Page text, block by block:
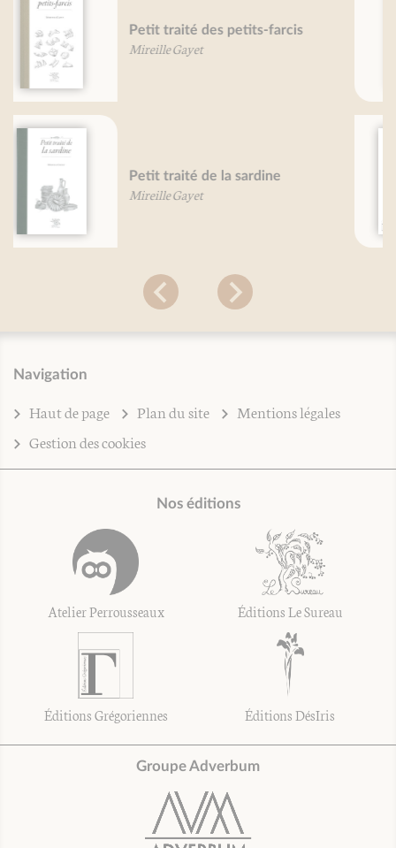
Courgettes, je vous aime
Béatrice Vigot-Lagandré
Livre des subtilités des créatures
de diverses natures - Physica
Sainte Hildegarde de Bingen
Navigation
Haut de page Plan du site
Mentions légales
Gestion des cookies
Nos éditions
Atelier Perrousseaux Éditions Le Sureau
Éditions Grégoriennes Éditions DésIris
Groupe Adverbum